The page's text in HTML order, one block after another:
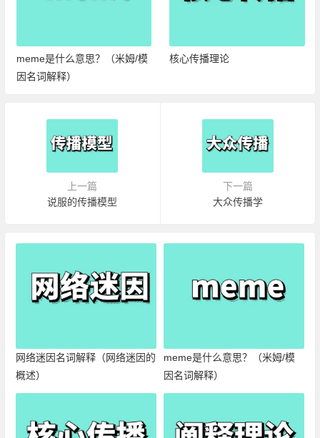
meme是什么意思？（米姆/模
因名词解释）
核心传播理论
上一篇
说服的传播模型
下一篇
大众传播学
网络迷因名词解释（网络迷因的
概述）
meme是什么意思？（米姆/模
因名词解释）